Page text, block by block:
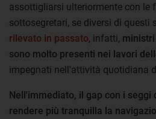
assottigliarsi ulteriormente con le
sottosegretari, se diversi di questi
rilevato in passato, infatti,
sono molto presenti nei lavori
impegnati nell'attività quotidiana
Nell'immediato, il gap con i seggi
rendere più tranquilla la